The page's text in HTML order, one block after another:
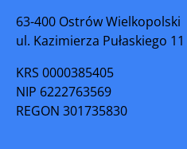
Pilzno
Przemyśl
63-400 Ostrów Wielkopolski
ul. Kazimierza Pułaskiego 11
KRS 0000385405
NIP 6222763569
REGON 301735830